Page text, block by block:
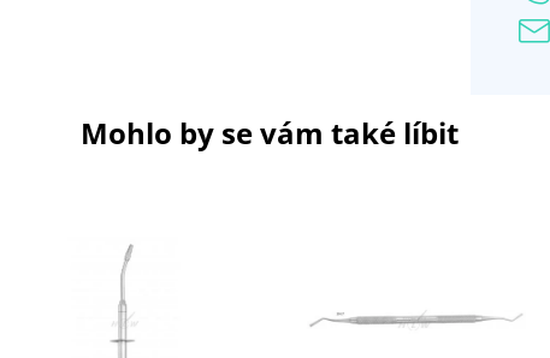
Mohlo by se vám také líbit